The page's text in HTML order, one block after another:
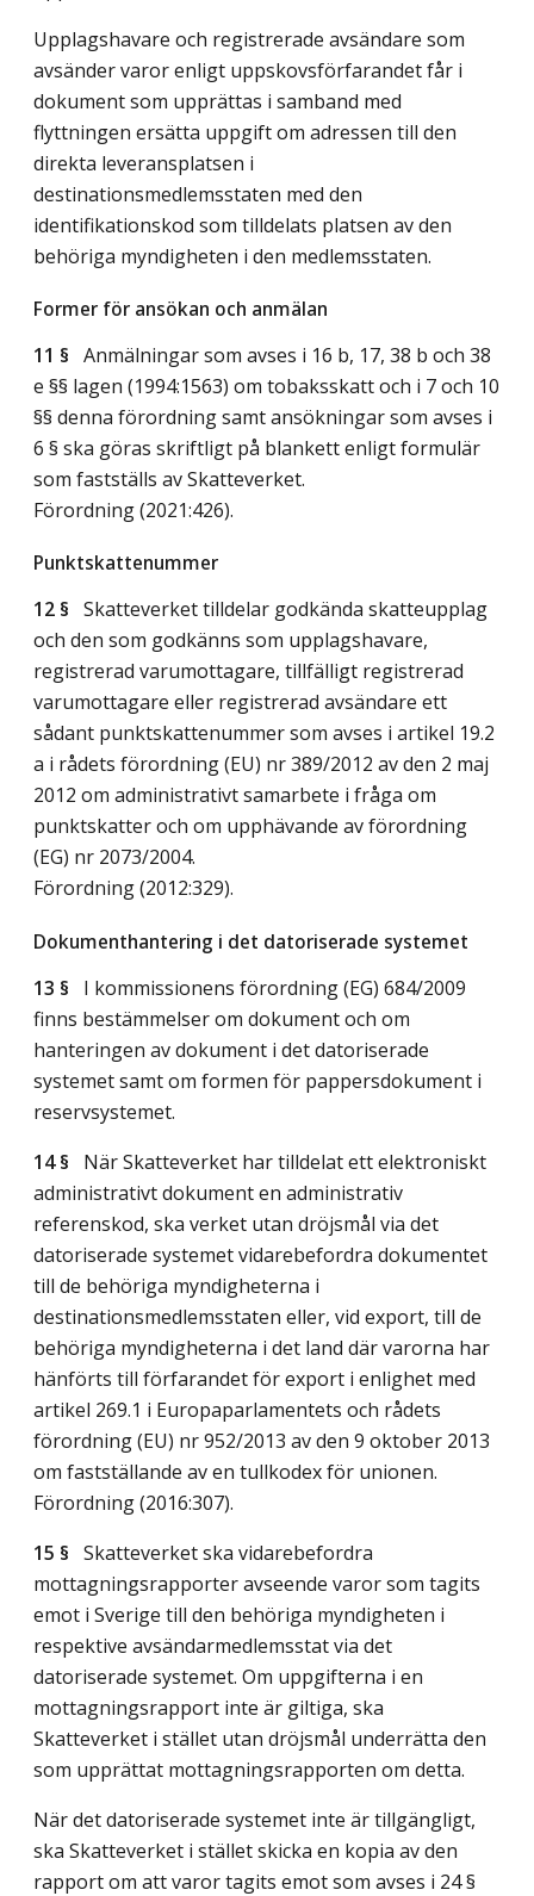
Upplagshavare och registrerade avsändare som
avsänder varor enligt uppskovsförfarandet får i
dokument som upprättas i samband med
flyttningen ersätta uppgift om adressen till den
direkta leveransplatsen i
destinationsmedlemsstaten med den
identifikationskod som tilldelats platsen av den
behöriga myndigheten i den medlemsstaten.
Former för ansökan och anmälan
11 § Anmälningar som avses i 16 b, 17, 38 b och 38
e §§ lagen (1994:1563) om tobaksskatt och i 7 och 10
§§ denna förordning samt ansökningar som avses i
6 § ska göras skriftligt på blankett enligt formulär
som fastställs av Skatteverket.
Förordning (2021:426).
Punktskattenummer
12 § Skatteverket tilldelar godkända skatteupplag
och den som godkänns som upplagshavare,
registrerad varumottagare, tillfälligt registrerad
varumottagare eller registrerad avsändare ett
sådant punktskattenummer som avses i artikel 19.2
a i rådets förordning (EU) nr 389/2012 av den 2 maj
2012 om administrativt samarbete i fråga om
punktskatter och om upphävande av förordning
(EG) nr 2073/2004.
Förordning (2012:329).
Dokumenthantering i det datoriserade systemet
13 § I kommissionens förordning (EG) 684/2009
finns bestämmelser om dokument och om
hanteringen av dokument i det datoriserade
systemet samt om formen för pappersdokument i
reservsystemet.
14 § När Skatteverket har tilldelat ett elektroniskt
administrativt dokument en administrativ
referenskod, ska verket utan dröjsmål via det
datoriserade systemet vidarebefordra dokumentet
till de behöriga myndigheterna i
destinationsmedlemsstaten eller, vid export, till de
behöriga myndigheterna i det land där varorna har
hänförts till förfarandet för export i enlighet med
artikel 269.1 i Europaparlamentets och rådets
förordning (EU) nr 952/2013 av den 9 oktober 2013
om fastställande av en tullkodex för unionen.
Förordning (2016:307).
15 § Skatteverket ska vidarebefordra
mottagningsrapporter avseende varor som tagits
emot i Sverige till den behöriga myndigheten i
respektive avsändarmedlemsstat via det
datoriserade systemet. Om uppgifterna i en
mottagningsrapport inte är giltiga, ska
Skatteverket i stället utan dröjsmål underrätta den
som upprättat mottagningsrapporten om detta.
När det datoriserade systemet inte är tillgängligt,
ska Skatteverket i stället skicka en kopia av den
rapport om att varor tagits emot som avses i 24 §